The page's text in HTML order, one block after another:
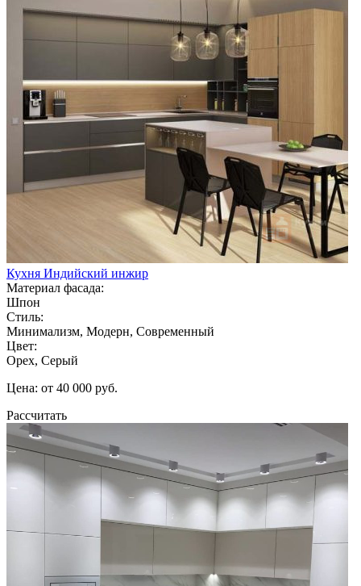
Кухня Индийский инжир
Материал фасада:
Шпон
Стиль:
Минимализм, Модерн, Современный
Цвет:
Орех, Серый
Цена: от 40 000 руб.
Рассчитать